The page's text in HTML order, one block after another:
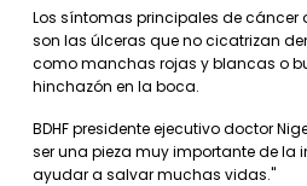
Los síntomas principales de cáncer
son las úlceras que no cicatrizan
como manchas rojas y blancas o
hinchazón en la boca.
BDHF presidente ejecutivo doctor
ser una pieza muy importante de la
ayudar a salvar muchas vidas."